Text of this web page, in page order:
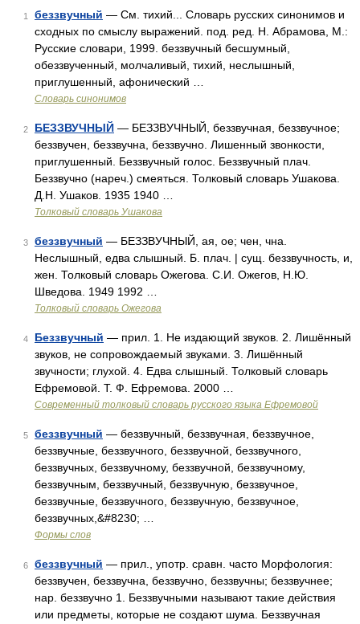
1 беззвучный — См. тихий... Словарь русских синонимов и
сходных по смыслу выражений. под. ред. Н. Абрамова, М.:
Русские словари, 1999. беззвучный бесшумный,
обеззвученный, молчаливый, тихий, неслышный,
приглушенный, афонический …
Словарь синонимов
2 БЕЗЗВУЧНЫЙ — БЕЗЗВУЧНЫЙ, беззвучная, беззвучное;
беззвучен, беззвучна, беззвучно. Лишенный звонкости,
приглушенный. Беззвучный голос. Беззвучный плач.
Беззвучно (нареч.) смеяться. Толковый словарь Ушакова.
Д.Н. Ушаков. 1935 1940 …
Толковый словарь Ушакова
3 беззвучный — БЕЗЗВУЧНЫЙ, ая, ое; чен, чна.
Неслышный, едва слышный. Б. плач. | сущ. беззвучность, и,
жен. Толковый словарь Ожегова. С.И. Ожегов, Н.Ю.
Шведова. 1949 1992 …
Толковый словарь Ожегова
4 Беззвучный — прил. 1. Не издающий звуков. 2. Лишённый
звуков, не сопровождаемый звуками. 3. Лишённый
звучности; глухой. 4. Едва слышный. Толковый словарь
Ефремовой. Т. Ф. Ефремова. 2000 …
Современный толковый словарь русского языка Ефремовой
5 беззвучный — беззвучный, беззвучная, беззвучное,
беззвучные, беззвучного, беззвучной, беззвучного,
беззвучных, беззвучному, беззвучной, беззвучному,
беззвучным, беззвучный, беззвучную, беззвучное,
беззвучные, беззвучного, беззвучную, беззвучное,
беззвучных,&#8230; …
Формы слов
6 беззвучный — прил., употр. сравн. часто Морфология:
беззвучен, беззвучна, беззвучно, беззвучны; беззвучнее;
нар. беззвучно 1. Беззвучными называют такие действия
или предметы, которые не создают шума. Беззвучная